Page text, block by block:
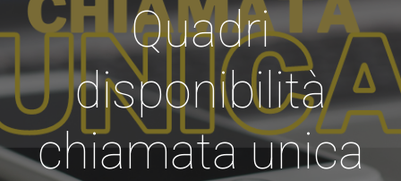
Quadri
disponibilità
chiamata unica